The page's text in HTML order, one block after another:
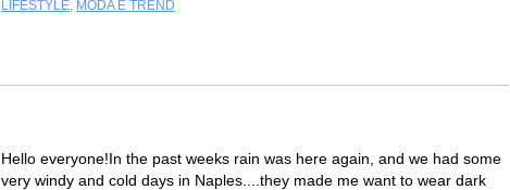
LIFESTYLE, MODA E TREND
Hello everyone!In the past weeks rain was here again, and we had some
very windy and cold days in Naples....they made me want to wear dark